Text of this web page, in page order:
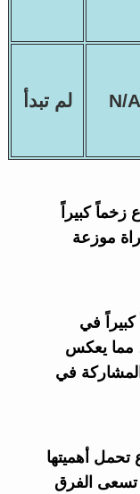
N/A لم تبدأ
كبيراً
القوية حيث تُقام 8 مباراة موزعة
كبيراً في
مما يعكس
في
تحمل أهميتها
تسعى الفرق